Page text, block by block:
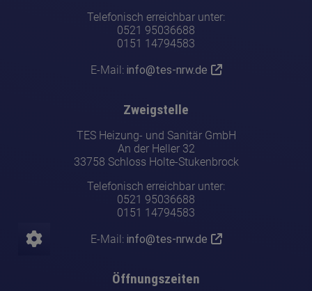
Telefonisch erreichbar unter:
0521 95036688
0151 14794583
E-Mail: info@tes-nrw.de
Zweigstelle
TES Heizung- und Sanitär GmbH
An der Heller 32
33758 Schloss Holte-Stukenbrock
Telefonisch erreichbar unter:
0521 95036688
0151 14794583
E-Mail: info@tes-nrw.de
Öffnungszeiten